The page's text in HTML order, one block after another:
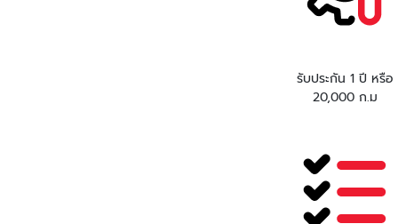
รับประกัน 1 ปี หรือ
20,000 ก.ม